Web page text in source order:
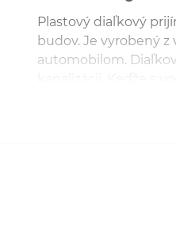
Plastový diaľkový
budov. Je vyrobený
automobilom.
sa nainštalovať
zápachov z